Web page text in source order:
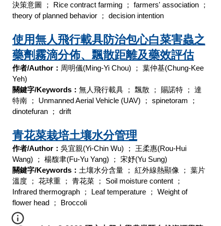
決策意圖
； Rice contract farming ； farmers' association
；
theory of planned behavior
； decision intention
使用無人飛行載具防治包心白菜害蟲之
藥劑霧滴分佈、飄散距離及藥效評估
作者/Author： 周明儀(Ming-Yi Chou) ； 葉仲基(Chung-Kee
Yeh)
關鍵字/Keywords：無人飛行載具 ； 飄散 ； 賜諾特 ；
達
特南
； Unmanned Aerial Vehicle (UAV) ； spinetoram
；
dinotefuran
； drift
青花菜栽培土壤水分管理
作者/Author：吳宜親(Yi-Chin Wu) ； 王柔惠(Rou-Hui
Wang)
； 楊馥聿(Fu-Yu Yang) ； 宋妤(Yu Sung)
關鍵字/Keywords： 土壤水分含量 ； 紅外線熱顯像 ；
葉片
溫度
； 花球重 ； 青花菜 ； Soil moisture content
；
Infrared thermograph
； Leaf temperature ；
Weight of
flower head
； Broccoli